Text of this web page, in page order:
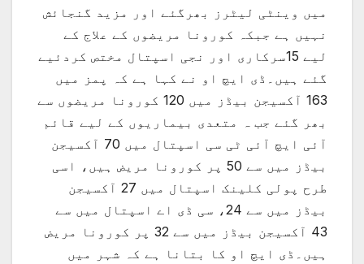
میں وینٹی لیٹرز بھرگئے اور مزید گنجائش
نہیں ہے جبکہ کورونا مریضوں کے علاج کے
لیے 15سرکاری اور نجی اسپتال مختص کردئیے
گئے ہیں۔ڈی ایچ او نے کہا ہے کہ پمز میں
163 آکسیجن بیڈز میں 120 کورونا مریضوں سے
بھر گئے جب ہ متعدی بیماریوں کے لیے قائم
آئی ایچ آئی ٹی سی اسپتال میں 70 آکسیجن
بیڈز میں سے 50 پر کورونا مریض ہیں، اسی
طرح پولی کلینک اسپتال میں 27 آکسیجن
بیڈز میں سے 24، سی ڈی اے اسپتال میں سے
43 آکسیجن بیڈز میں سے 32 پر کورونا مریض
ہیں۔ڈی ایچ او کا بتانا ہے کہ شہر میں